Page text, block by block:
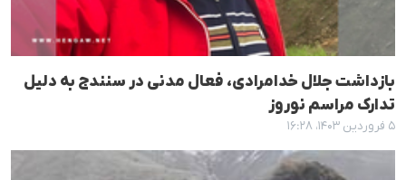
بازداشت جلال خدامرادی، فعال مدنی در سنندج به دلیل
تدارک مراسم نوروز
۵ فروردین ۱۴۰۳، ۱۶:۲۸